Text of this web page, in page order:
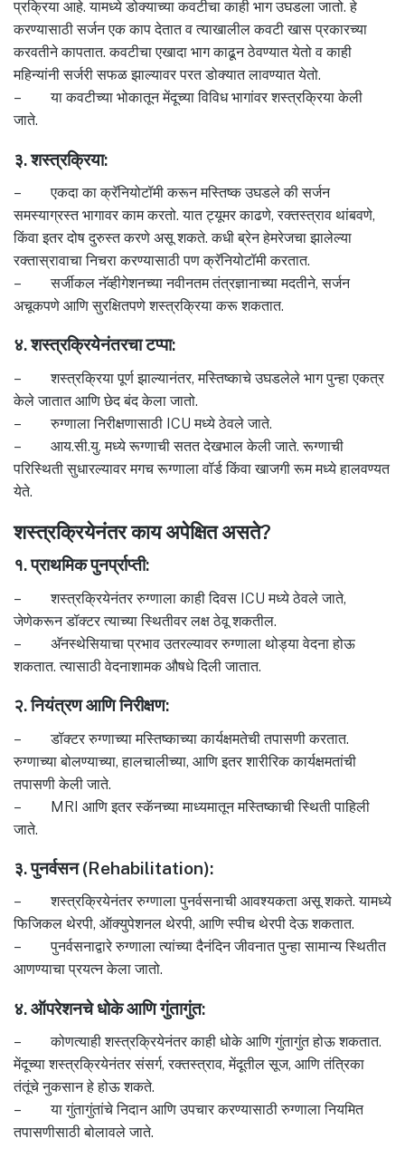
प्रक्रिया आहे. यामध्ये डोक्याच्या कवटीचा काही भाग उघडला जातो. हे
करण्यासाठी सर्जन एक काप देतात व त्याखालील कवटी खास प्रकारच्या
करवतीने कापतात. कवटीचा एखादा भाग काढून ठेवण्यात येतो व काही
महिन्यांनी सर्जरी सफळ झाल्यावर परत डोक्यात लावण्यात येतो.
– या कवटीच्या भोकातून मेंदूच्या विविध भागांवर शस्त्रक्रिया केली
जाते.
३. शस्त्रक्रिया:
– एकदा का क्रॅनियोटॉमी करून मस्तिष्क उघडले की सर्जन
समस्याग्रस्त भागावर काम करतो. यात ट्यूमर काढणे, रक्तस्त्राव थांबवणे,
किंवा इतर दोष दुरुस्त करणे असू शकते. कधी ब्रेन हेमरेजचा झालेल्या
रक्तास्रावाचा निचरा करण्यासाठी पण क्रॅनियोटॉमी करतात.
– सर्जीकल नॅव्हीगेशनच्या नवीनतम तंत्रज्ञानाच्या मदतीने, सर्जन
अचूकपणे आणि सुरक्षितपणे शस्त्रक्रिया करू शकतात.
४. शस्त्रक्रियेनंतरचा टप्पा:
– शस्त्रक्रिया पूर्ण झाल्यानंतर, मस्तिष्काचे उघडलेले भाग पुन्हा एकत्र
केले जातात आणि छेद बंद केला जातो.
– रुग्णाला निरीक्षणासाठी ICU मध्ये ठेवले जाते.
– आय.सी.यु. मध्ये रूग्णाची सतत देखभाल केली जाते. रूग्णाची
परिस्थिती सुधारल्यावर मगच रूग्णाला वॉर्ड किंवा खाजगी रूम मध्ये हालवण्यत
येते.
शस्त्रक्रियेनंतर काय अपेक्षित असते?
१. प्राथमिक पुनर्प्राप्ती:
– शस्त्रक्रियेनंतर रुग्णाला काही दिवस ICU मध्ये ठेवले जाते,
जेणेकरून डॉक्टर त्याच्या स्थितीवर लक्ष ठेवू शकतील.
– अ‍ॅनस्थेसियाचा प्रभाव उतरल्यावर रुग्णाला थोड्या वेदना होऊ
शकतात. त्यासाठी वेदनाशामक औषधे दिली जातात.
२. नियंत्रण आणि निरीक्षण:
– डॉक्टर रुग्णाच्या मस्तिष्काच्या कार्यक्षमतेची तपासणी करतात.
रुग्णाच्या बोलण्याच्या, हालचालीच्या, आणि इतर शारीरिक कार्यक्षमतांची
तपासणी केली जाते.
– MRI आणि इतर स्कॅनच्या माध्यमातून मस्तिष्काची स्थिती पाहिली
जाते.
३. पुनर्वसन (Rehabilitation):
– शस्त्रक्रियेनंतर रुग्णाला पुनर्वसनाची आवश्यकता असू शकते. यामध्ये
फिजिकल थेरपी, ऑक्युपेशनल थेरपी, आणि स्पीच थेरपी देऊ शकतात.
– पुनर्वसनाद्वारे रुग्णाला त्यांच्या दैनंदिन जीवनात पुन्हा सामान्य स्थितीत
आणण्याचा प्रयत्न केला जातो.
४. ऑपरेशनचे धोके आणि गुंतागुंत:
– कोणत्याही शस्त्रक्रियेनंतर काही धोके आणि गुंतागुंत होऊ शकतात.
मेंदूच्या शस्त्रक्रियेनंतर संसर्ग, रक्तस्त्राव, मेंदूतील सूज, आणि तंत्रिका
तंतूंचे नुकसान हे होऊ शकते.
– या गुंतागुंतांचे निदान आणि उपचार करण्यासाठी रुग्णाला नियमित
तपासणीसाठी बोलावले जाते.